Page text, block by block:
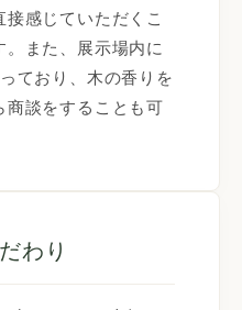
感じていただくこ
。また、展示場内に
ており、木の香りを
商談をすることも可
わり